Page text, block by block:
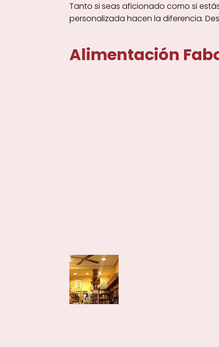
Tanto si seas aficionado como si
personalizada hacen la diferencia.
Alimentación